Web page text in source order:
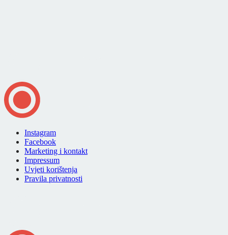
Instagram
Facebook
Marketing i kontakt
Impressum
Uvjeti korištenja
Pravila privatnosti